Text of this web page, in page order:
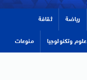
رياضة ثقافة
علوم وتكنولوجيا منوعات